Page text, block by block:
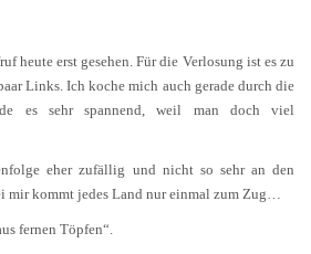
heute erst gesehen. Für die Verlosung ist es zu
Links. Ich koche mich auch gerade durch die
es sehr spannend, weil man doch viel
eher zufällig und nicht so sehr an den
mir kommt jedes Land nur einmal zum Zug…
fernen Töpfen“.